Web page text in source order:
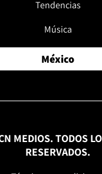
Tendencias
Música
México
MEDIOS. TODOS
RESERVADOS.